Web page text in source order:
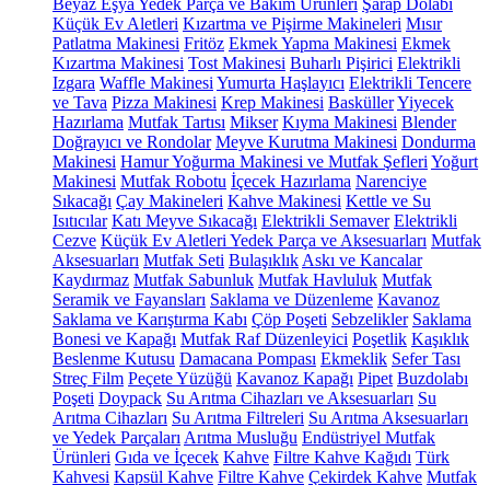
Beyaz Eşya Yedek Parça ve Bakım Ürünleri Şarap Dolabı
Küçük Ev Aletleri Kızartma ve Pişirme Makineleri Mısır
Patlatma Makinesi Fritöz Ekmek Yapma Makinesi Ekmek
Kızartma Makinesi Tost Makinesi Buharlı Pişirici Elektrikli
Izgara Waffle Makinesi Yumurta Haşlayıcı Elektrikli Tencere
ve Tava Pizza Makinesi Krep Makinesi BasküllerYiyecek
Hazırlama Mutfak Tartısı Mikser Kıyma Makinesi Blender
Doğrayıcı ve Rondolar Meyve Kurutma Makinesi Dondurma
Makinesi Hamur Yoğurma Makinesi ve Mutfak Şefleri Yoğurt
Makinesi Mutfak Robotu İçecek Hazırlama Narenciye
Sıkacağı Çay Makineleri Kahve Makinesi Kettle ve Su
Isıtıcılar Katı Meyve Sıkacağı Elektrikli Semaver Elektrikli
Cezve Küçük Ev Aletleri Yedek Parça ve Aksesuarları Mutfak
Aksesuarları Mutfak Seti Bulaşıklık Askı ve Kancalar
Kaydırmaz Mutfak Sabunluk Mutfak Havluluk Mutfak
Seramik ve Fayansları Saklama ve Düzenleme Kavanoz
Saklama ve Karıştırma Kabı Çöp Poşeti Sebzelikler Saklama
Bonesi ve Kapağı Mutfak Raf Düzenleyici Poşetlik Kaşıklık
Beslenme Kutusu Damacana Pompası Ekmeklik Sefer Tası
Streç Film Peçete Yüzüğü Kavanoz Kapağı Pipet Buzdolabı
Poşeti Doypack Su Arıtma Cihazları ve Aksesuarları Su
Arıtma Cihazları Su Arıtma Filtreleri Su Arıtma Aksesuarları
ve Yedek Parçaları Arıtma Musluğu Endüstriyel Mutfak
Ürünleri Gıda ve İçecek Kahve Filtre Kahve Kağıdı Türk
Kahvesi Kapsül Kahve Filtre Kahve Çekirdek Kahve Mutfak